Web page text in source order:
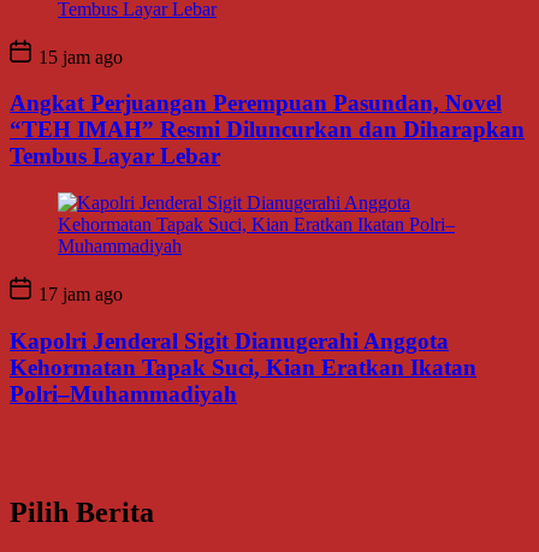
15 jam ago
Angkat Perjuangan Perempuan Pasundan, Novel
“TEH IMAH” Resmi Diluncurkan dan Diharapkan
Tembus Layar Lebar
17 jam ago
Kapolri Jenderal Sigit Dianugerahi Anggota
Kehormatan Tapak Suci, Kian Eratkan Ikatan
Polri–Muhammadiyah
Pilih Berita